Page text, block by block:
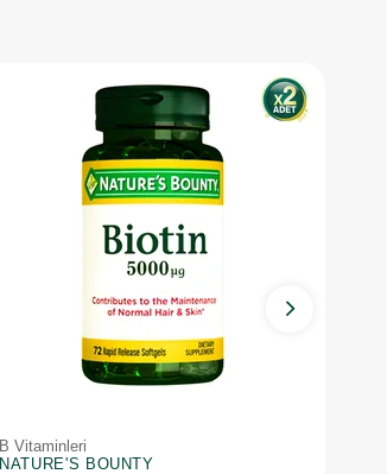
B Vitaminleri
NATURE'S BOUNTY